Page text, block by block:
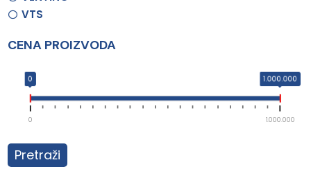
VTS
CENA PROIZVODA
0 1.000.000
0 1.000.000
Pretraži